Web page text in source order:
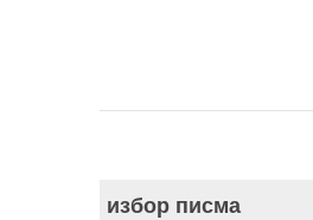
избор писма